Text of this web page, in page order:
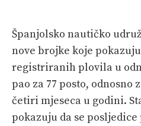
Španjolsko nautičko
nove brojke koje
registriranih plovila u
pao za 77 posto, odnosno
četiri mjeseca u godini.
pokazuju da se